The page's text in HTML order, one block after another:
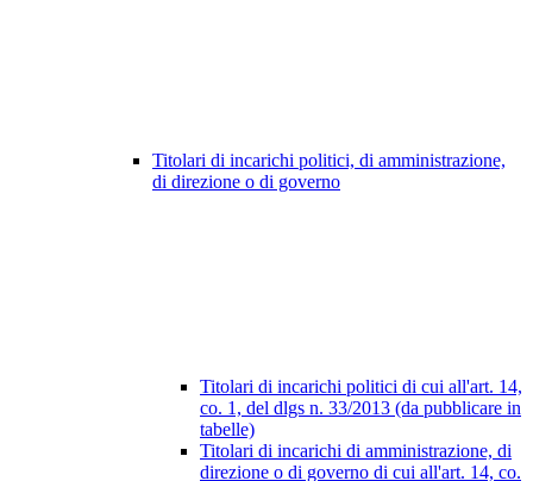
Titolari di incarichi politici, di amministrazione,
di direzione o di governo
Titolari di incarichi politici di cui all'art. 14,
co. 1, del dlgs n. 33/2013 (da pubblicare in
tabelle)
Titolari di incarichi di amministrazione, di
direzione o di governo di cui all'art. 14, co.